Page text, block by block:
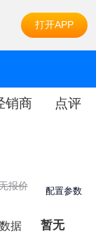
打开APP
销商 点评
报价 配置参数
据 暂无